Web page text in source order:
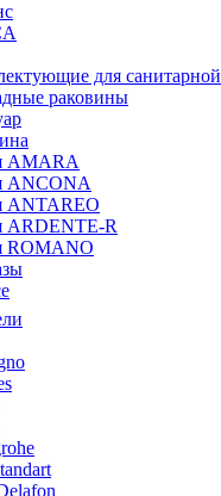
для
раковины
AMARA
ANCONA
ANTAREO
ARDENTE-R
ROMANO